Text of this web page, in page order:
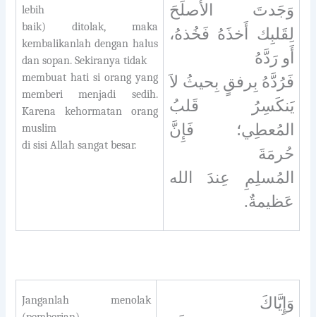
lebih
baik) ditolak, maka
kembalikanlah dengan halus
dan sopan. Sekiranya tidak
membuat hati si orang yang
memberi menjadi sedih.
Karena kehormatan orang
muslim
di sisi Allah sangat besar.
وَجَدتَ الأَصلَحَ
لِقَلبِك أَخذَهُ فَخُذهُ،
أَو رَدَّهُ
فَرُدَّهُ بِرفقٍ بِحيثُ لاَ
يَنكَسِرُ قَلبُ
المُعطِي؛ فَإِنَّ
حُرمَةَ
المُسلِمِ عِندَ الله
عَظيمةٌ.
Janganlah menolak
وَإِيَّاكَ